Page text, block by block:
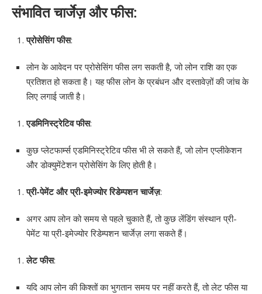
संभावित चार्जेज़ और फीस:
प्रोसेसिंग फीस:
लोन के आवेदन पर प्रोसेसिंग फीस लग सकती है, जो लोन राशि का एक
प्रतिशत हो सकता है। यह फीस लोन के प्रबंधन और दस्तावेज़ों की जांच के
लिए लगाई जाती है।
एडमिनिस्ट्रेटिव फीस:
कुछ प्लेटफार्म्स एडमिनिस्ट्रेटिव फीस भी ले सकते हैं, जो लोन एप्लीकेशन
और डोक्युमेंटेशन प्रोसेसिंग के लिए होती है।
प्री-पेमेंट और प्री-इमेज्योर रिडेम्पशन चार्जेज़:
अगर आप लोन को समय से पहले चुकाते हैं, तो कुछ लेंडिंग संस्थान प्री-
पेमेंट या प्री-इमेज्योर रिडेम्पशन चार्जेज़ लगा सकते हैं।
लेट फीस:
यदि आप लोन की किश्तों का भुगतान समय पर नहीं करते हैं, तो लेट फीस या